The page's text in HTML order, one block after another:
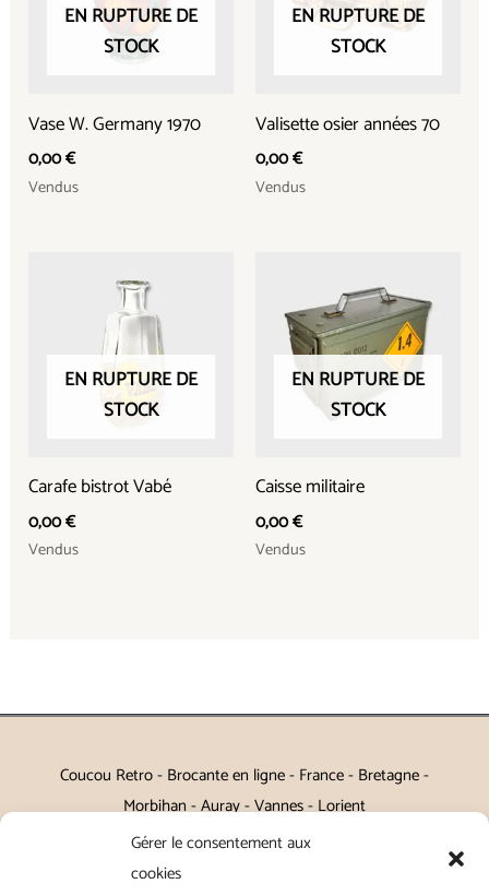
Gérer le consentement aux
cookies
EN RUPTURE DE
STOCK
Vase W. Germany 1970
0,00€
Vendus
EN RUPTURE DE
STOCK
Valisette osier années 70
0,00€
Vendus
EN RUPTURE DE
STOCK
Carafe bistrot Vabé
0,00€
Vendus
EN RUPTURE DE
STOCK
Caisse militaire
0,00€
Vendus
Coucou Retro - Brocante en ligne - France - Bretagne -
Morbihan - Auray - Vannes - Lorient
Petits meubles, décoration, miroirs, luminaires, Art de la table